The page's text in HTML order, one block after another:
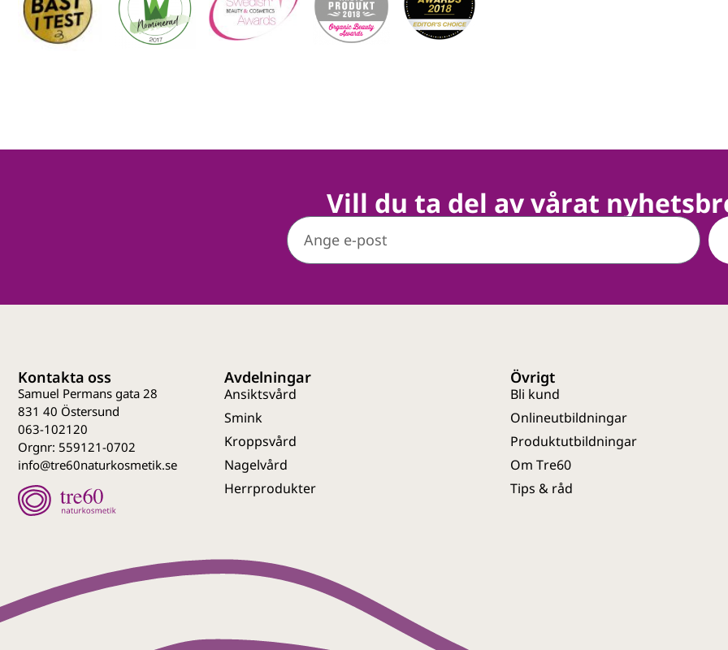
Vill du ta del av vårat
Kontakta oss
Samuel Permans gata 28
831 40 Östersund
063-102120
Orgnr: 559121-0702
info@tre60naturkosmetik.se
Avdelningar
Ansiktsvård
Smink
Kroppsvård
Nagelvård
Herrprodukter
Övrigt
Bli kund
Onlineutbildningar
Produktutbildningar
Om Tre60
Tips & råd